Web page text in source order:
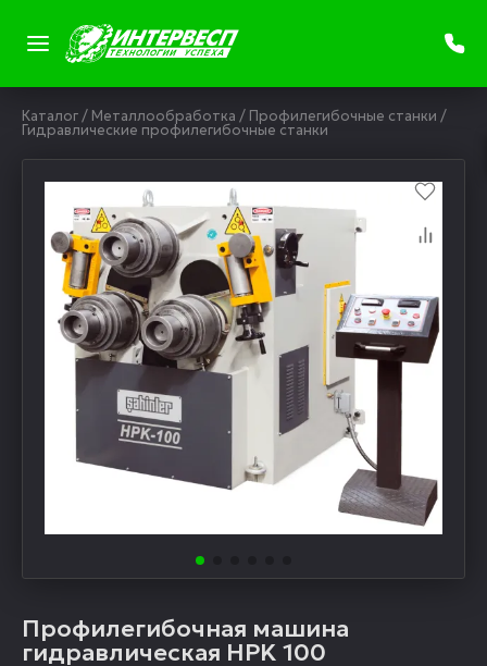
Каталог/ Металлообработка / Профилегибочные станки /
Гидравлические профилегибочные станки
Профилегибочная машина
гидравлическая HPK 100